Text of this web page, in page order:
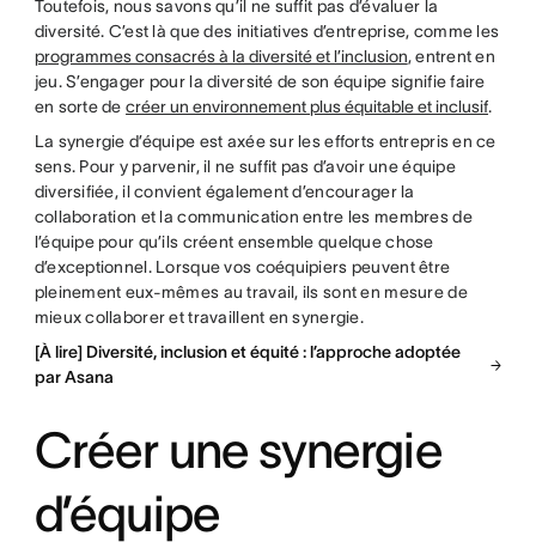
Toutefois, nous savons qu’il ne suffit pas d’évaluer la
diversité. C’est là que des initiatives d’entreprise, comme les
programmes consacrés à la diversité et l’inclusion, entrent en
jeu. S’engager pour la diversité de son équipe signifie faire
en sorte decréer un environnement plus équitable et inclusif.
La synergie d’équipe est axée sur les efforts entrepris en ce
sens. Pour y parvenir, il ne suffit pas d’avoir une équipe
diversifiée, il convient également d’encourager la
collaboration et la communication entre les membres de
l’équipe pour qu’ils créent ensemble quelque chose
d’exceptionnel. Lorsque vos coéquipiers peuvent être
pleinement eux-mêmes au travail, ils sont en mesure de
mieux collaborer et travaillent en synergie.
[À lire] Diversité, inclusion et équité : l’approche adoptée
par Asana
Créer une synergie
d’équipe